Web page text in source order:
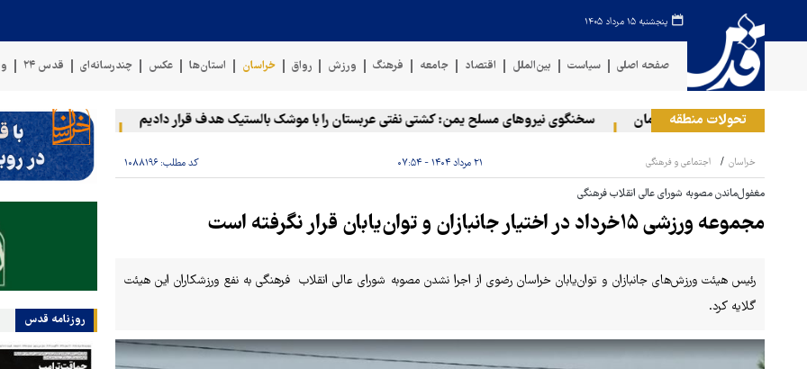
پنجشنبه ۱۵ مرداد ۱۴۰۵
صفحه اصلی سیاست بین‌الملل اقتصاد جامعه فرهنگ ورزش رواق خراسان استان‌ها عکس چندرسانه‌ای قدس ۲۴
تحولات منطقه
دریایی در سواحل عمان سخنگوی نیروهای مسلح یمن: کشتی نفتی عربستان را با موشک بالستیک هدف قرار دادیم پنتاگون: ۶۸۷ نظامی آمریکایی در درگیری با ایران زخمی شدند
خراسان اجتماعی و فرهنگی ۲۱ مرداد ۱۴۰۴ - ۰۷:۵۴ کد مطلب: ۱۰۸۸۱۹۶
مغفول‌ماندن مصوبه شورای عالی انقلاب فرهنگی
مجموعه ورزشی ۱۵خرداد در اختیار جانبازان و توان‌یابان قرار نگرفته است
رئیس هیئت ورزش‌های جانبازان و توان‌یابان خراسان رضوی از اجرا نشدن مصوبه شورای عالی انقلاب فرهنگی به نفع ورزشکاران این هیئت
گلایه کرد.
روزنامه قدس